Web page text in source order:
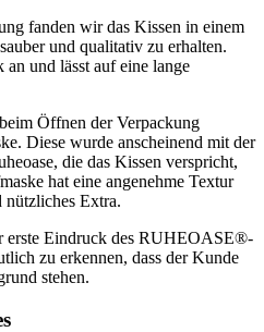
fanden wir das Kissen in einem
und qualitativ zu erhalten.
und lässt auf eine lange
Öffnen der Verpackung
Diese wurde anscheinend mit der
die das Kissen verspricht,
hat eine angenehme Textur
nützliches Extra.
erste Eindruck des RUHEOASE®-
zu erkennen, dass der Kunde
stehen.